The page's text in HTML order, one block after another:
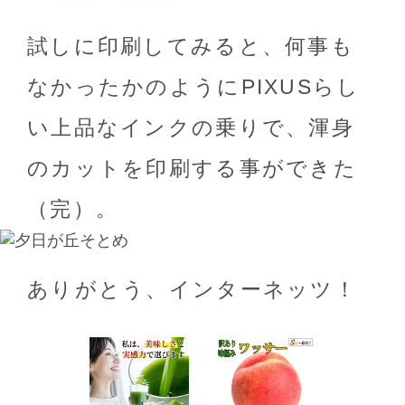
試しに印刷してみると、何事も
なかったかのようにPIXUSらし
い上品なインクの乗りで、渾身
のカットを印刷する事ができた
（完）。
ありがとう、インターネッツ！